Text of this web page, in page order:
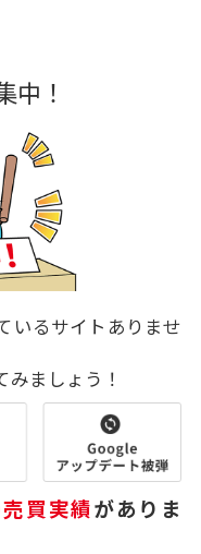
中！
いるサイトありませ
ましょう！
買実績がありま